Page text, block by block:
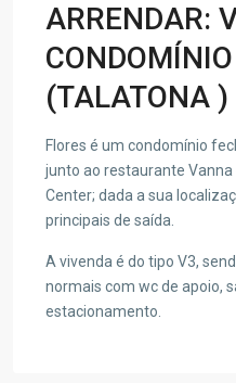
ARRENDAR:
(TALATONA )
Flores é um condomínio
junto ao restaurante
Center; dada a sua
principais de saída.
A vivenda é do tipo V3,
normais com wc de apoio,
estacionamento.